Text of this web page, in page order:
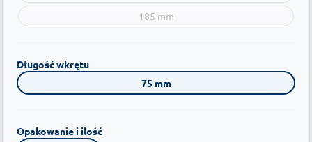
185 mm
Długość wkrętu
75 mm
Opakowanie i ilość